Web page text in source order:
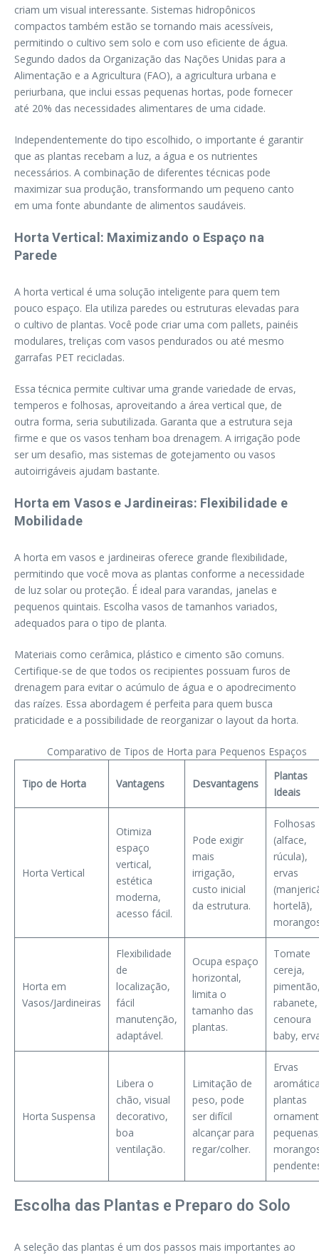
criam um visual interessante. Sistemas hidropônicos
compactos também estão se tornando mais acessíveis,
permitindo o cultivo sem solo e com uso eficiente de água.
Segundo dados da Organização das Nações Unidas para a
Alimentação e a Agricultura (FAO), a agricultura urbana e
periurbana, que inclui essas pequenas hortas, pode fornecer
até 20% das necessidades alimentares de uma cidade.
Independentemente do tipo escolhido, o importante é garantir
que as plantas recebam a luz, a água e os nutrientes
necessários. A combinação de diferentes técnicas pode
maximizar sua produção, transformando um pequeno canto
em uma fonte abundante de alimentos saudáveis.
Horta Vertical: Maximizando o Espaço na
Parede
A horta vertical é uma solução inteligente para quem tem
pouco espaço. Ela utiliza paredes ou estruturas elevadas para
o cultivo de plantas. Você pode criar uma com pallets, painéis
modulares, treliças com vasos pendurados ou até mesmo
garrafas PET recicladas.
Essa técnica permite cultivar uma grande variedade de ervas,
temperos e folhosas, aproveitando a área vertical que, de
outra forma, seria subutilizada. Garanta que a estrutura seja
firme e que os vasos tenham boa drenagem. A irrigação pode
ser um desafio, mas sistemas de gotejamento ou vasos
autoirrigáveis ajudam bastante.
Horta em Vasos e Jardineiras: Flexibilidade e
Mobilidade
A horta em vasos e jardineiras oferece grande flexibilidade,
permitindo que você mova as plantas conforme a necessidade
de luz solar ou proteção. É ideal para varandas, janelas e
pequenos quintais. Escolha vasos de tamanhos variados,
adequados para o tipo de planta.
Materiais como cerâmica, plástico e cimento são comuns.
Certifique-se de que todos os recipientes possuam furos de
drenagem para evitar o acúmulo de água e o apodrecimento
das raízes. Essa abordagem é perfeita para quem busca
praticidade e a possibilidade de reorganizar o layout da horta.
Comparativo de Tipos de Horta para Pequenos Espaços
Tipo de Horta Vantagens Desvantagens
Plantas
Ideais
Horta Vertical
Otimiza
espaço
vertical,
estética
moderna,
acesso fácil.
Pode exigir
mais
irrigação,
custo inicial
da estrutura.
Folhosas
(alface,
rúcula),
ervas
hortelã),
Horta em
Vasos/Jardineiras
Flexibilidade
de
localização,
fácil
manutenção,
adaptável.
Ocupa espaço
horizontal,
limita o
tamanho das
plantas.
Tomate
cereja,
rabanete,
cenoura
baby,
Horta Suspensa
Libera o
chão, visual
decorativo,
boa
ventilação.
Limitação de
peso, pode
ser difícil
alcançar para
regar/colher.
Ervas
plantas
Escolha das Plantas e Preparo do Solo
A seleção das plantas é um dos passos mais importantes ao